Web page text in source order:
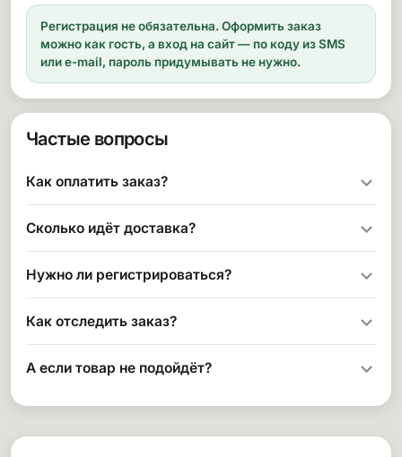
Регистрация не обязательна. Оформить заказ
можно как гость, а вход на сайт — по коду из SMS
или e-mail, пароль придумывать не нужно.
Частые вопросы
Как оплатить заказ?
Сколько идёт доставка?
Нужно ли регистрироваться?
Как отследить заказ?
А если товар не подойдёт?